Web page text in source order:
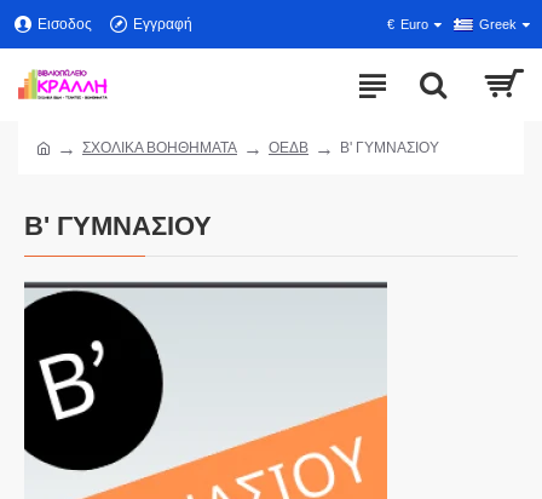
Εισοδος Εγγραφή € Euro Greek
ΣΧΟΛΙΚΑ ΒΟΗΘΗΜΑΤΑ ΟΕΔΒ Β' ΓΥΜΝΑΣΙΟΥ
Β' ΓΥΜΝΑΣΙΟΥ